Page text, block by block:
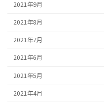
2021年9月
2021年8月
2021年7月
2021年6月
2021年5月
2021年4月